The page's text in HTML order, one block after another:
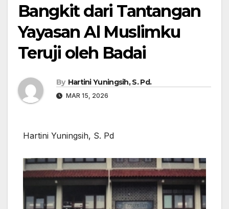
Bangkit dari Tantangan
Yayasan Al Muslimku
Teruji oleh Badai
By Hartini Yuningsih, S. Pd.
MAR 15, 2026
Hartini Yuningsih, S. Pd